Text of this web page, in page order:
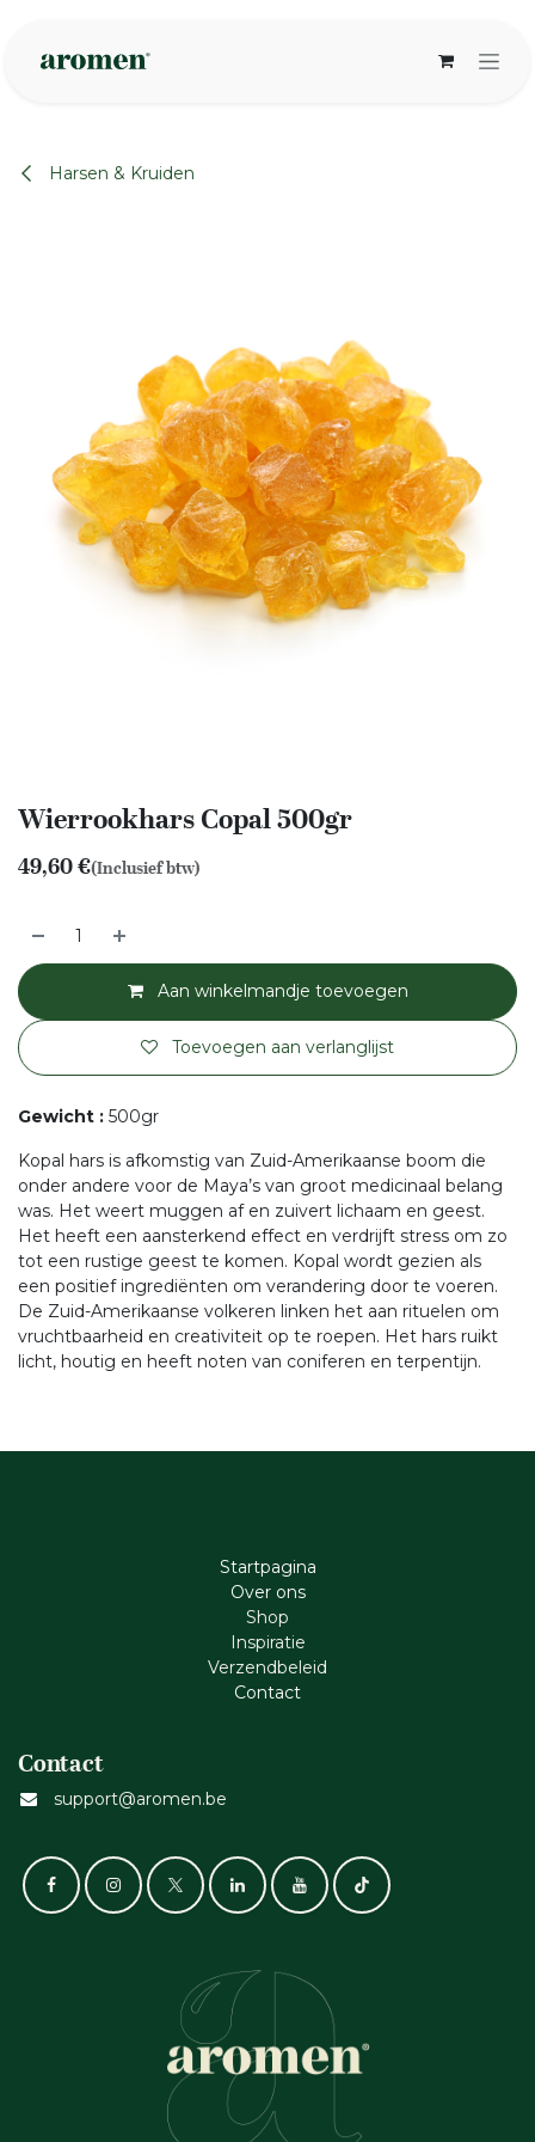
Harsen & Kruiden
Wierrookhars Copal 500gr
49,60€(Inclusief btw)
Aan winkelmandje toevoegen
Toevoegen aan verlanglijst
Gewicht : 500gr
Kopal hars is afkomstig van Zuid-Amerikaanse boom die
onder andere voor de Maya’s van groot medicinaal belang
was. Het weert muggen af en zuivert lichaam en geest.
Het heeft een aansterkend effect en verdrijft stress om zo
tot een rustige geest te komen. Kopal wordt gezien als
een positief ingrediënten om verandering door te voeren.
De Zuid-Amerikaanse volkeren linken het aan rituelen om
vruchtbaarheid en creativiteit op te roepen. Het hars ruikt
licht, houtig en heeft noten van coniferen en terpentijn.
Startpagina
Ove​r​ ons
Shop
Inspiratie
Verzendbeleid
Cont​act
Contact
support@aromen.be